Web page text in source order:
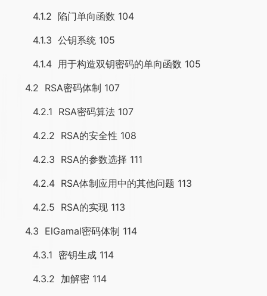
4.1.2 陷门单向函数 104
4.1.3 公钥系统 105
4.1.4 用于构造双钥密码的单向函数 105
4.2 RSA密码体制 107
4.2.1 RSA密码算法 107
4.2.2 RSA的安全性 108
4.2.3 RSA的参数选择 111
4.2.4 RSA体制应用中的其他问题 113
4.2.5 RSA的实现 113
4.3 ElGamal密码体制 114
4.3.1 密钥生成 114
4.3.2 加解密 114